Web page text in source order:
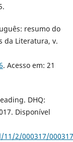
resumo do
da Literatura, v.
. Acesso em: 21
DHQ:
Disponível
2/000317/